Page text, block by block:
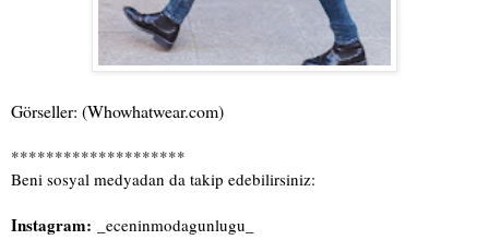
Görseller: (Whowhatwear.com)
********************
Beni sosyal medyadan da takip edebilirsiniz:
Instagram: _eceninmodagunlugu_